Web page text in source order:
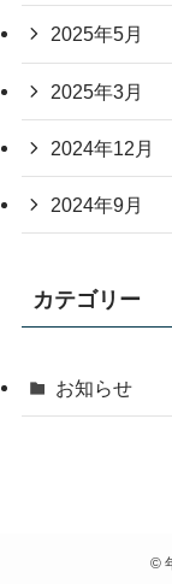
2025年5月
2025年3月
2024年12月
2024年9月
カテゴリー
お知らせ
©